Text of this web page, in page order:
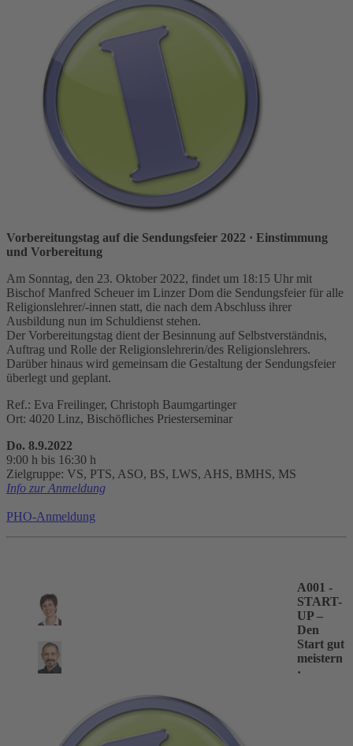
Vorbereitungstag auf die Sendungsfeier 2022 · Einstimmung
und Vorbereitung
Am Sonntag, den 23. Oktober 2022, findet um 18:15 Uhr mit
Bischof Manfred Scheuer im Linzer Dom die Sendungsfeier für alle
Religionslehrer/-innen statt, die nach dem Abschluss ihrer
Ausbildung nun im Schuldienst stehen.
Der Vorbereitungstag dient der Besinnung auf Selbstverständnis,
Auftrag und Rolle der Religionslehrerin/des Religionslehrers.
Darüber hinaus wird gemeinsam die Gestaltung der Sendungsfeier
überlegt und geplant.
Ref.: Eva Freilinger, Christoph Baumgartinger
Ort: 4020 Linz, Bischöfliches Priesterseminar
Do. 8.9.2022
9:00 h bis 16:30 h
Zielgruppe: VS, PTS, ASO, BS, LWS, AHS, BMHS, MS
Info zur Anmeldung
PHO-Anmeldung
A001 -
START-
UP –
Den
Start gut
meistern
·